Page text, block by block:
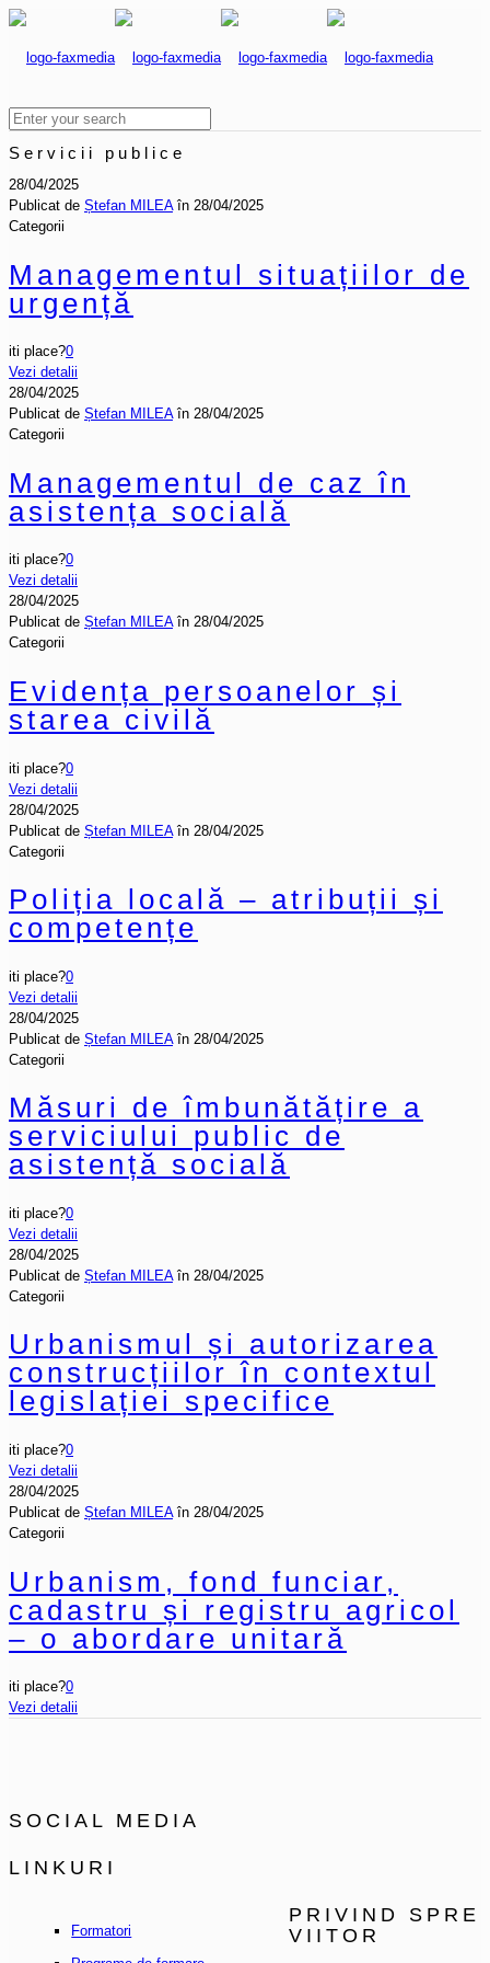
Servicii publice
28/04/2025
Publicat de Ștefan MILEA în 28/04/2025
Categorii
Managementul situațiilor de
urgență
iti place?0
Vezi detalii
28/04/2025
Publicat de Ștefan MILEA în 28/04/2025
Categorii
Managementul de caz în
asistența socială
iti place?0
Vezi detalii
28/04/2025
Publicat de Ștefan MILEA în 28/04/2025
Categorii
Evidența persoanelor și
starea civilă
iti place?0
Vezi detalii
28/04/2025
Publicat de Ștefan MILEA în 28/04/2025
Categorii
Poliția locală – atribuții și
competențe
iti place?0
Vezi detalii
28/04/2025
Publicat de Ștefan MILEA în 28/04/2025
Categorii
Măsuri de îmbunătățire a
serviciului public de
asistență socială
iti place?0
Vezi detalii
28/04/2025
Publicat de Ștefan MILEA în 28/04/2025
Categorii
Urbanismul și autorizarea
construcțiilor în contextul
legislației specifice
iti place?0
Vezi detalii
28/04/2025
Publicat de Ștefan MILEA în 28/04/2025
Categorii
Urbanism, fond funciar,
cadastru și registru agricol
– o abordare unitară
iti place?0
Vezi detalii
SOCIAL MEDIA
LINKURI
Formatori
PRIVIND SPRE
VIITOR